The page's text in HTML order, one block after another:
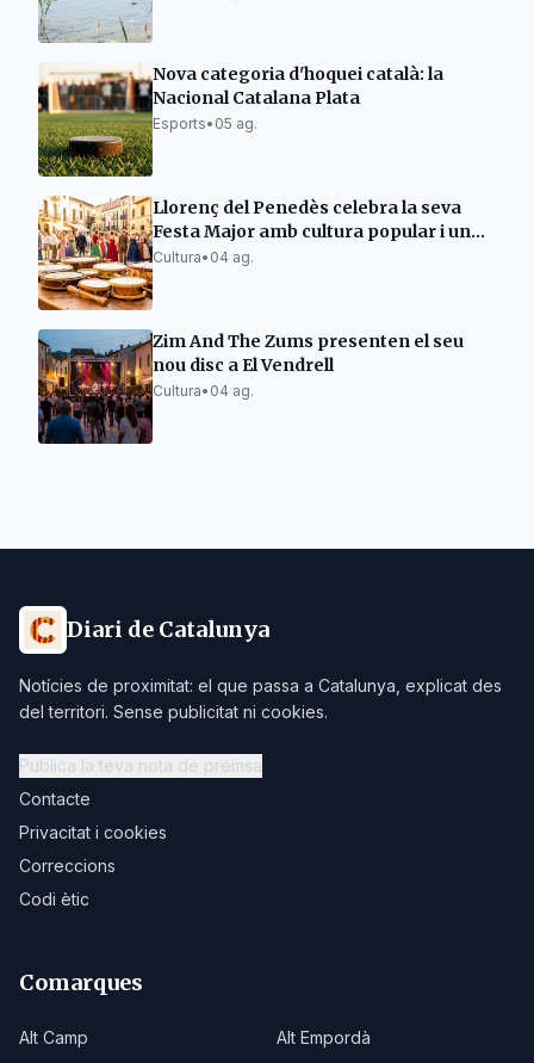
Nova categoria d'hoquei català: la
Nacional Catalana Plata
Esports• 05 ag.
Llorenç del Penedès celebra la seva
Festa Major amb cultura popular i un
disc de música tradicional
Cultura• 04 ag.
Zim And The Zums presenten el seu
nou disc a El Vendrell
Cultura• 04 ag.
Diari de Catalunya
Notícies de proximitat: el que passa a Catalunya, explicat des
del territori. Sense publicitat ni cookies.
Publica la teva nota de premsa
Contacte
Privacitat i cookies
Correccions
Codi ètic
Comarques
Alt Camp
Alt Empordà